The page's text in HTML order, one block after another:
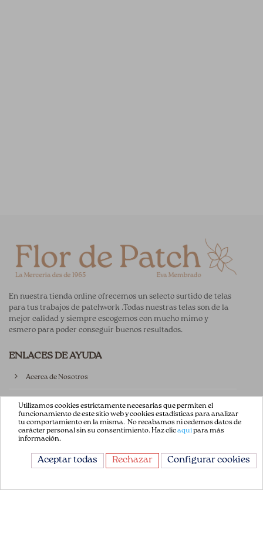
En nuestra tienda online ofrecemos un selecto surtido de telas
para tus trabajos de patchwork .Todas nuestras telas son de la
mejor calidad y siempre escogemos con mucho mimo y
esmero para poder conseguir buenos resultados.
ENLACES DE AYUDA
Acerca de Nosotros
Aviso Legal
Términos y Condiciones
Política de Cookies
Contáctenos
Utilizamos cookies estrictamente necesarias que permiten el
funcionamiento de este sitio web y cookies estadísticas para analizar
tu comportamiento en la misma. No recabamos ni cedemos datos de
carácter personal sin su consentimiento. Haz clicaquípara más
información.
Aceptar todas Rechazar Configurar cookies